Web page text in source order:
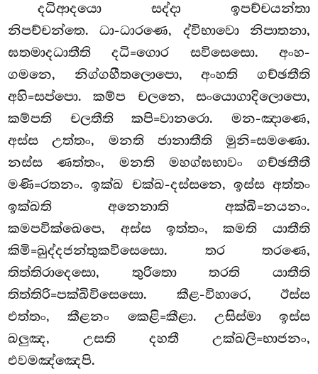
දධිආදයො සද්දා ඉපච්චයන්තා
නිපච්චන්තෙ. ධා-ධාරණෙ, ද්විභාවො නිපාතනා,
ඝතමාදධාතීති දධි=ගොර සවිසෙසො. අංහ-
ගමනෙ, නිග්ගහීතලොපො, අංහති ගච්ඡතීති
අහි=සප්පො. කම්ප චලනෙ, සංයොගාදිලොපො,
කම්පති චලතීති කපි=වානරො. මන-ඤාණෙ,
අස්ස උත්තං, මනති ජානාතීති මුනි=සමණො.
නස්ස ණත්තං, මනති මහග්ඝභාවං ගච්ඡතීතී
මණි=රතනං. ඉක්ඛ චක්ඛ-දස්සනෙ, ඉස්ස අත්තං
ඉක්ඛති අනෙනාති අක්ඛි=නයනං.
කමපවික්ඛෙපෙ, අස්ස ඉත්තං, කමති යාතීති
කිමි=ඛුද්දජන්තුකවිසෙසො. තර තරණෙ,
තිත්තිරාදෙසො, තුරිතො තරති යාතීති
තිත්තිරි=පක්ඛිවිසෙසො. කීළ-විහාරෙ, ඊස්ස
එත්තං, කීළනං කෙළි=කීළා. උසිස්මා ඉස්ස
ඛලුඤ, උසති දහතී උක්ඛලි=භාජනං,
එවමඤ්ඤෙපි.